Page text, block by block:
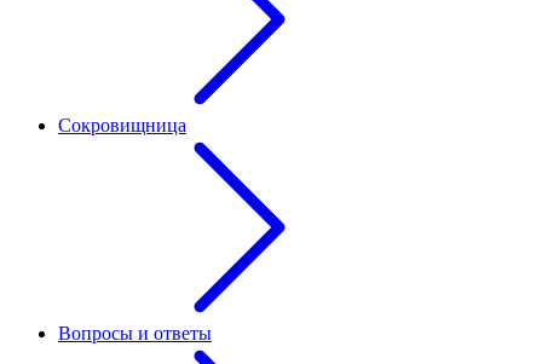
Сокровищница
Вопросы и ответы